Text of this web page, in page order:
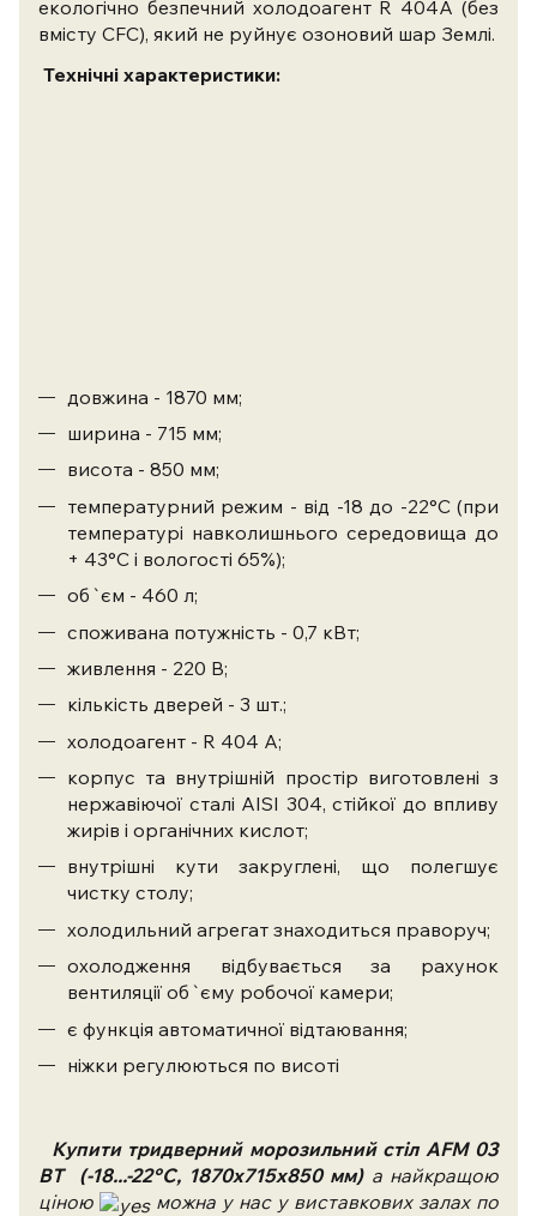
екологічно безпечний холодоагент R 404А (без
вмісту CFC), який не руйнує озоновий шар Землі.
Технічні характеристики:
довжина - 1870 мм;
ширина - 715 мм;
висота - 850 мм;
температурний режим - від -18 до -22°С (при
температурі навколишнього середовища до
+ 43°C і вологості 65%);
об`єм - 460 л;
споживана потужність - 0,7 кВт;
живлення - 220 В;
кількість дверей - 3 шт.;
холодоагент - R 404 А;
корпус та внутрішній простір виготовлені з
нержавіючої сталі AISI 304, стійкої до впливу
жирів і органічних кислот;
внутрішні кути закруглені, що полегшує
чистку столу;
холодильний агрегат знаходиться праворуч;
охолодження відбувається за рахунок
вентиляції об`єму робочої камери;
є функція автоматичної відтаювання;
ніжки регулюються по висоті
Купити тридверний морозильний стіл AFM 03
BT (-18...-22°C, 1870х715х850 мм) а найкращою
ціною
можна у нас у виставкових залах по